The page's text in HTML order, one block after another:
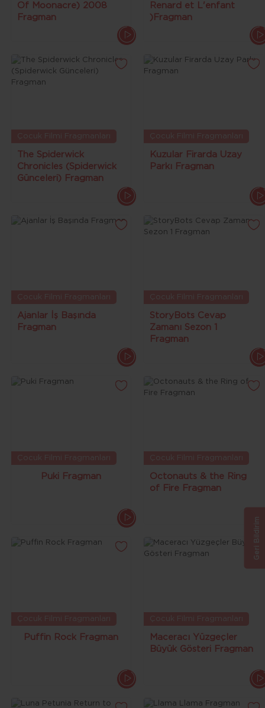
Of Moonacre) 2008
Fragman
Renard et L'enfant
)Fragman
The Spiderwick
Chronicles (Spiderwick
Günceleri) Fragman
Kuzular Firarda Uzay
Parkı Fragman
Ajanlar İş Başında
Fragman
StoryBots Cevap
Zamanı Sezon 1
Fragman
Puki Fragman
Octonauts & the Ring
of Fire Fragman
Puffin Rock Fragman
Maceracı Yüzgeçler
Büyük Gösteri Fragman